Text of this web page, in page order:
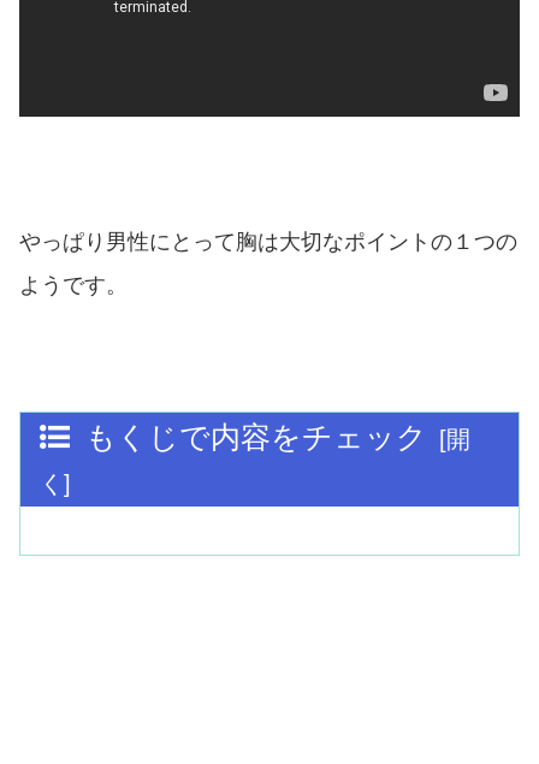
やっぱり男性にとって胸は大切なポイントの１つの
ようです。
もくじで内容をチェック